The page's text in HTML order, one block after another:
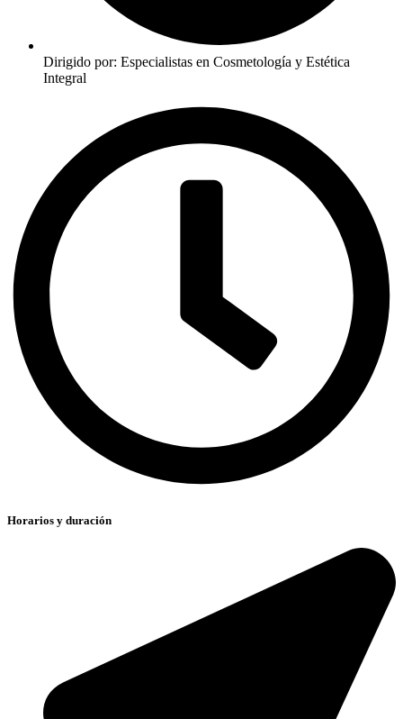
Dirigido por: Especialistas en Cosmetología y Estética
Integral
Horarios y duración